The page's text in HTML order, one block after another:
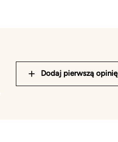
Dodaj pierwszą opinię